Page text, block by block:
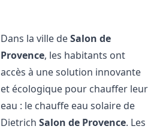
Dans la ville deSalon de
Provence, les habitants ont
accès à une solution innovante
et écologique pour chauffer leur
eau : le chauffe eau solaire de
DietrichSalon de Provence. Les